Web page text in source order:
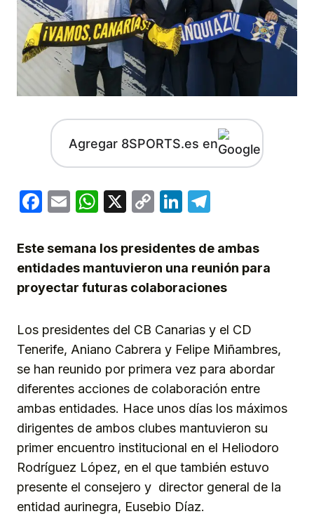
Agregar 8SPORTS.es en
Facebook
EmailWhatsApp
X
CopyLinkedIn
Este semana los presidentes de ambas
entidades mantuvieron una reunión para
proyectar futuras colaboraciones
Los presidentes del CB Canarias y el CD
Tenerife, Aniano Cabrera y Felipe Miñambres,
se han reunido por primera vez para abordar
diferentes acciones de colaboración entre
ambas entidades. Hace unos días los máximos
dirigentes de ambos clubes mantuvieron su
primer encuentro institucional en el Heliodoro
Rodríguez López, en el que también estuvo
presente el consejero y director general de la
entidad aurinegra, Eusebio Díaz.